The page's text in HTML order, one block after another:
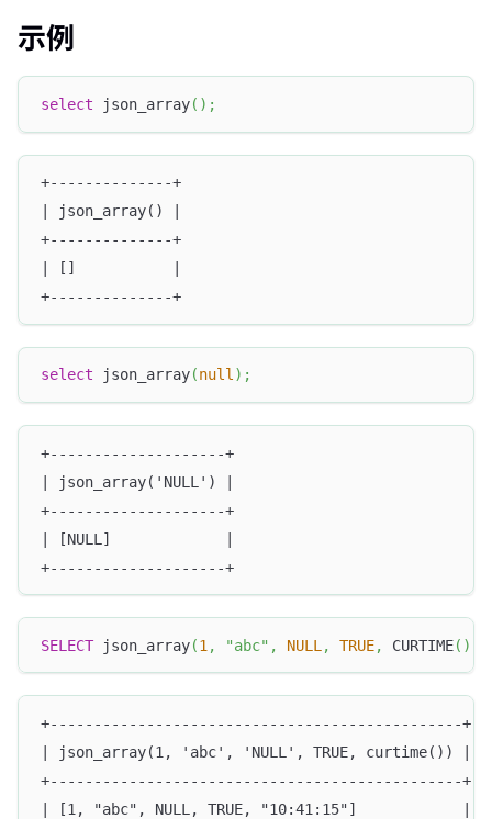
示例
select json_array( ) ;
+--------------+
| json_array() |
+--------------+
| []           |
+--------------+
select json_array(null) ;
+--------------------+
| json_array('NULL') |
+--------------------+
| [NULL]             |
+--------------------+
SELECT json_array(1 , "abc" , NULL , TRUE, CURTIME( )
+-----------------------------------------------+
| json_array(1, 'abc', 'NULL', TRUE, curtime()) |
+-----------------------------------------------+
| [1, "abc", NULL, TRUE, "10:41:15"]            |